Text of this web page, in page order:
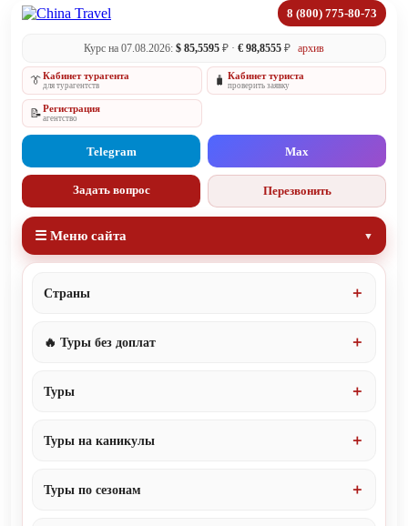
8 (800) 775-80-73
Курс на 07.08.2026: $ 85,5595 ₽ · € 98,8555 ₽ архив
👔Кабинет турагента
для турагентств 🧳 Кабинет туриста
проверить заявку
📝Регистрация
агентство
Telegram Max
Задать вопрос Перезвонить
☰ Меню сайта
Страны
🔥 Туры без доплат
Туры
Туры на каникулы
Туры по сезонам